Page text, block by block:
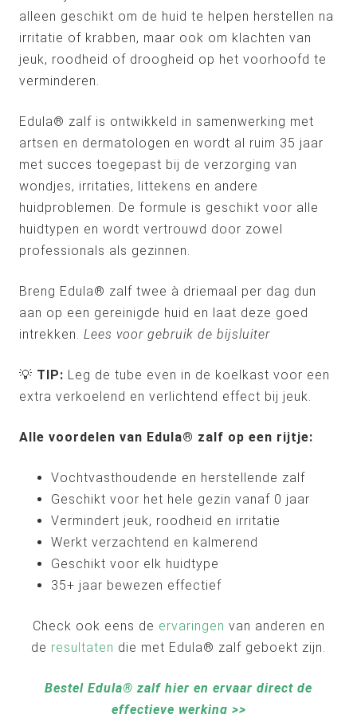
alleen geschikt om de huid te helpen herstellen na
irritatie of krabben, maar ook om klachten van
jeuk, roodheid of droogheid op het voorhoofd te
verminderen.
Edula® zalf is ontwikkeld in samenwerking met
artsen en dermatologen en wordt al ruim 35 jaar
met succes toegepast bij de verzorging van
wondjes, irritaties, littekens en andere
huidproblemen. De formule is geschikt voor alle
huidtypen en wordt vertrouwd door zowel
professionals als gezinnen.
Breng Edula® zalf twee à driemaal per dag dun
aan op een gereinigde huid en laat deze goed
intrekken. Lees voor gebruik de bijsluiter
💡 TIP: Leg de tube even in de koelkast voor een
extra verkoelend en verlichtend effect bij jeuk.
Alle voordelen van Edula® zalf op een rijtje:
Vochtvasthoudende en herstellende zalf
Geschikt voor het hele gezin vanaf 0 jaar
Vermindert jeuk, roodheid en irritatie
Werkt verzachtend en kalmerend
Geschikt voor elk huidtype
35+ jaar bewezen effectief
Check ook eens de ervaringen van anderen en
de resultaten die met Edula® zalf geboekt zijn.
Bestel Edula® zalf hier en ervaar direct de
effectieve werking >>